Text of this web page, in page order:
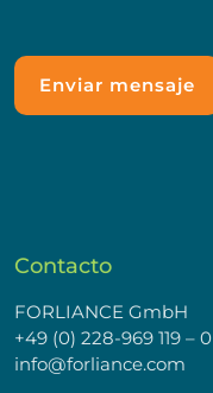
Contacto
FORLIANCE GmbH
+49 (0) 228-969 119 – 0
info@forliance.com